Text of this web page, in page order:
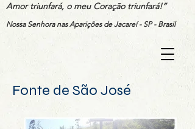
Amor triunfará, o meu Coração triunfará!”
Nossa Senhora nas Aparições de Jacareí - SP - Brasil
Fonte de São José